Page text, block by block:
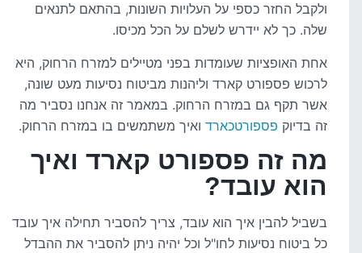
ולקבל החזר כספי על העלויות השונות, בהתאם לתנאים
שלה. כך לא יידרש לשלם על הכל מכיסו.
אחת האופציות שעומדות בפני מטיילים למזרח הרחוק, היא
לרכוש פספורט קארד וליהנות מביטוח נסיעות מעט שונה,
אשר תקף גם במזרח הרחוק. במאמר זה אנחנו נסביר מה
זה בדיוקפספורטכארדואיך משתמשים בו במזרח הרחוק.
מה זה פספורט קארד ואיך
הוא עובד?
בשביל להבין איך הוא עובד, צריך להסביר תחילה איך עובד
כל ביטוח נסיעות לחו"ל וכל יהיה ניתן להסביר את ההבדל